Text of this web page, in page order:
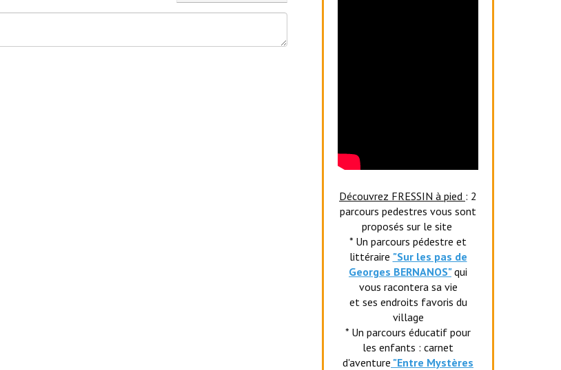
Découvrez FRESSIN à pied : 2
parcours pedestres vous sont
proposés sur le site
* Un parcours pédestre et
littéraire "Sur les pas de
Georges BERNANOS" qui
vous racontera sa vie
et ses endroits favoris du
village
* Un parcours éducatif pour
les enfants : carnet
d'aventure "Entre Mystères